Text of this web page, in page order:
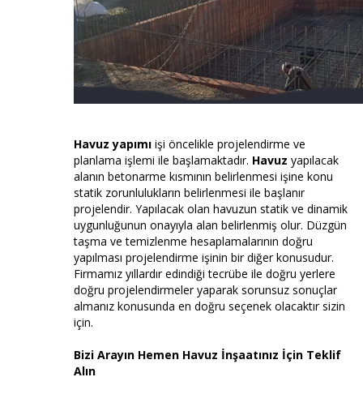
Havuz yapımı işi öncelikle projelendirme ve
planlama işlemi ile başlamaktadır. Havuz yapılacak
alanın betonarme kısmının belirlenmesi işine konu
statik zorunlulukların belirlenmesi ile başlanır
projelendir. Yapılacak olan havuzun statik ve dinamik
uygunluğunun onayıyla alan belirlenmiş olur. Düzgün
taşma ve temizlenme hesaplamalarının doğru
yapılması projelendirme işinin bir diğer konusudur.
Firmamız yıllardır edindiği tecrübe ile doğru yerlere
doğru projelendirmeler yaparak sorunsuz sonuçlar
almanız konusunda en doğru seçenek olacaktır sizin
için.
Bizi Arayın Hemen Havuz İnşaatınız İçin Teklif
Alın